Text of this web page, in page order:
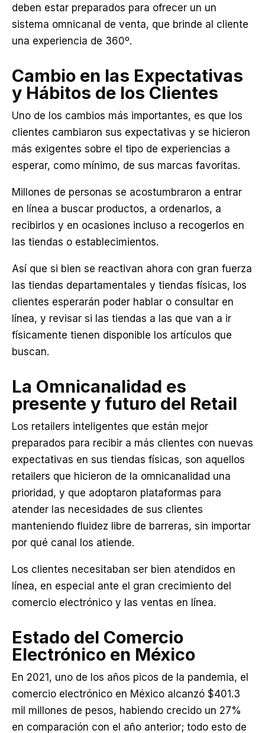
deben estar preparados para ofrecer un un
sistema omnicanal de venta, que brinde al cliente
una experiencia de 360º.
Cambio en las Expectativas
y Hábitos de los Clientes
Uno de los cambios más importantes, es que los
clientes cambiaron sus expectativas y se hicieron
más exigentes sobre el tipo de experiencias a
esperar, como mínimo, de sus marcas favoritas.
Millones de personas se acostumbraron a entrar
en línea a buscar productos, a ordenarlos, a
recibirlos y en ocasiones incluso a recogerlos en
las tiendas o establecimientos.
Así que si bien se reactivan ahora con gran fuerza
las tiendas departamentales y tiendas físicas, los
clientes esperarán poder hablar o consultar en
línea, y revisar si las tiendas a las que van a ir
físicamente tienen disponible los artículos que
buscan.
La Omnicanalidad es
presente y futuro del Retail
Los retailers inteligentes que están mejor
preparados para recibir a más clientes con nuevas
expectativas en sus tiendas físicas, son aquellos
retailers que hicieron de la omnicanalidad una
prioridad, y que adoptaron plataformas para
atender las necesidades de sus clientes
manteniendo fluidez libre de barreras, sin importar
por qué canal los atiende.
Los clientes necesitaban ser bien atendidos en
línea, en especial ante el gran crecimiento del
comercio electrónico y las ventas en línea.
Estado del Comercio
Electrónico en México
En 2021, uno de los años picos de la pandemia, el
comercio electrónico en México alcanzó $401.3
mil millones de pesos, habiendo crecido un 27%
en comparación con el año anterior; todo esto de